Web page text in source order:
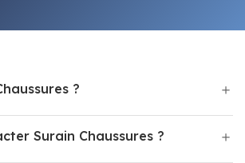
?
Surain Chaussures ?